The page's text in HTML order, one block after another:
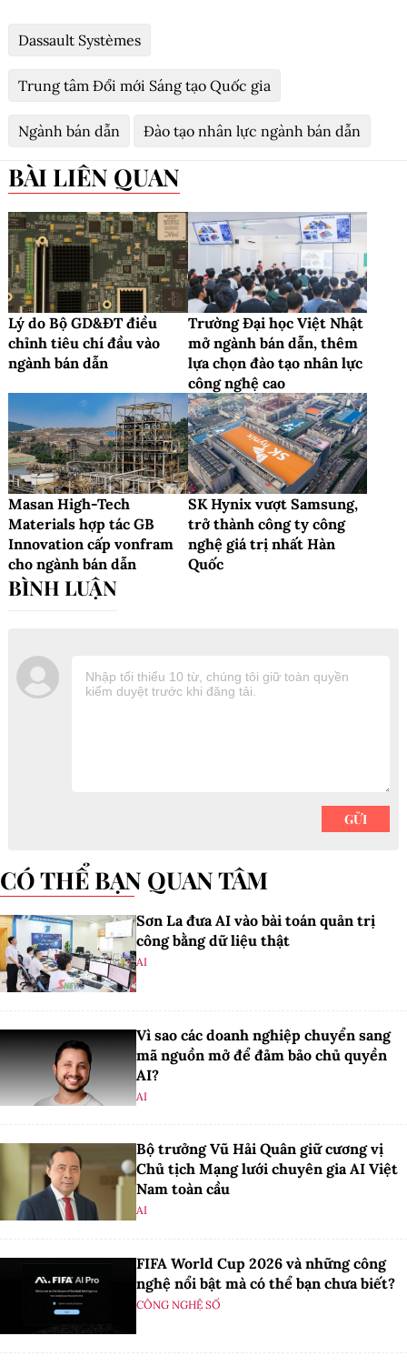
Dassault Systèmes
Trung tâm Đổi mới Sáng tạo Quốc gia
Ngành bán dẫn Đào tạo nhân lực ngành bán dẫn
BÀI LIÊN QUAN
Lý do Bộ GD&ĐT điều
chỉnh tiêu chí đầu vào
ngành bán dẫn
Trường Đại học Việt Nhật
mở ngành bán dẫn, thêm
lựa chọn đào tạo nhân lực
công nghệ cao
Masan High-Tech
Materials hợp tác GB
Innovation cấp vonfram
cho ngành bán dẫn
SK Hynix vượt Samsung,
trở thành công ty công
nghệ giá trị nhất Hàn
Quốc
CÓ THỂ BẠN QUAN TÂM
Sơn La đưa AI vào bài toán quản trị
công bằng dữ liệu thật
AI
Vì sao các doanh nghiệp chuyển sang
mã nguồn mở để đảm bảo chủ quyền
AI?
AI
Bộ trưởng Vũ Hải Quân giữ cương vị
Chủ tịch Mạng lưới chuyên gia AI Việt
Nam toàn cầu
AI
FIFA World Cup 2026 và những công
nghệ nổi bật mà có thể bạn chưa biết?
CÔNG NGHỆ SỐ